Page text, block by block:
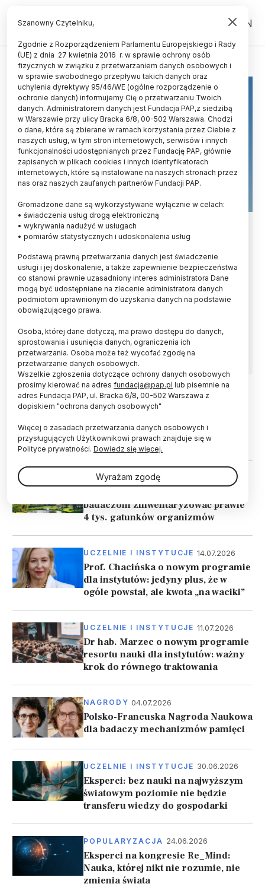
PL EN
NAUKA
Ogłoszono laureatów pierwszej
edycji konkursu „Nauka Sprawdza”
Dr n. med. Michał Ordak, dr hab. Agnieszka A.
Niekrewicz i dr Lidia Wiśniewska Nogaj - to
laureaci pierwszej edycji ogólnopolskiego
konkursu grantowego „Nauka Sprawdza”.
Celem konkursu, organizowanego przez jest
Centrum Współpracy i Dialogu UW, jest walka z
dezinformacją.
UCZELNIE I INSTYTUCJE
Szkolnictwem Wyższym powstało w
Ośrodku Przetwarzania Informacji
ŚWIAT 16.07.2026
badaczom zinwentaryzować prawie
4 tys. gatunków organizmów
UCZELNIE I INSTYTUCJE 14.07.2026
Prof. Chacińska o nowym programie
dla instytutów: jedyny plus, że w
ogóle powstał, ale kwota „na waciki”
UCZELNIE I INSTYTUCJE 11.07.2026
Dr hab. Marzec o nowym programie
resortu nauki dla instytutów: ważny
krok do równego traktowania
NAGRODY 04.07.2026
Polsko-Francuska Nagroda Naukowa
dla badaczy mechanizmów pamięci
UCZELNIE I INSTYTUCJE 30.06.2026
Eksperci: bez nauki na najwyższym
światowym poziomie nie będzie
transferu wiedzy do gospodarki
POPULARYZACJA 24.06.2026
Eksperci na kongresie Re_Mind:
Nauka, której nikt nie rozumie, nie
zmienia świata
Szanowny Czytelniku,
Zgodnie z Rozporządzeniem Parlamentu Europejskiego i Rady
(UE) z dnia 27 kwietnia 2016 r. w sprawie ochrony osób
fizycznych w związku z przetwarzaniem danych osobowych i
w sprawie swobodnego przepływu takich danych oraz
uchylenia dyrektywy 95/46/WE (ogólne rozporządzenie o
ochronie danych) informujemy Cię o przetwarzaniu Twoich
danych. Administratorem danych jest Fundacja PAP,z siedzibą
w Warszawie przy ulicy Bracka 6/8, 00-502 Warszawa. Chodzi
o dane, które są zbierane w ramach korzystania przez Ciebie z
naszych usług, w tym stron internetowych, serwisów i innych
funkcjonalności udostępnianych przez Fundację PAP, głównie
zapisanych w plikach cookies i innych identyfikatorach
internetowych, które są instalowane na naszych stronach przez
nas oraz naszych zaufanych partnerów Fundacji PAP.
Gromadzone dane są wykorzystywane wyłącznie w celach:
• świadczenia usług drogą elektroniczną
• wykrywania nadużyć w usługach
• pomiarów statystycznych i udoskonalenia usług
Podstawą prawną przetwarzania danych jest świadczenie
usługi i jej doskonalenie, a także zapewnienie bezpieczeństwa
co stanowi prawnie uzasadniony interes administratora Dane
mogą być udostępniane na zlecenie administratora danych
podmiotom uprawnionym do uzyskania danych na podstawie
obowiązującego prawa.
Osoba, której dane dotyczą, ma prawo dostępu do danych,
sprostowania i usunięcia danych, ograniczenia ich
przetwarzania. Osoba może też wycofać zgodę na
przetwarzanie danych osobowych.
Wszelkie zgłoszenia dotyczące ochrony danych osobowych
prosimy kierować na adres fundacja@pap.pl lub pisemnie na
adres Fundacja PAP, ul. Bracka 6/8, 00-502 Warszawa z
dopiskiem "ochrona danych osobowych"
Więcej o zasadach przetwarzania danych osobowych i
przysługujących Użytkownikowi prawach znajduje się w
Polityce prywatności. Dowiedz się więcej.
Wyrażam zgodę